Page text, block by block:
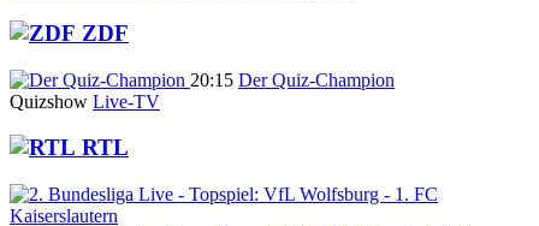
ZDF
20:15 Der Quiz-Champion
Quizshow Live-TV
RTL